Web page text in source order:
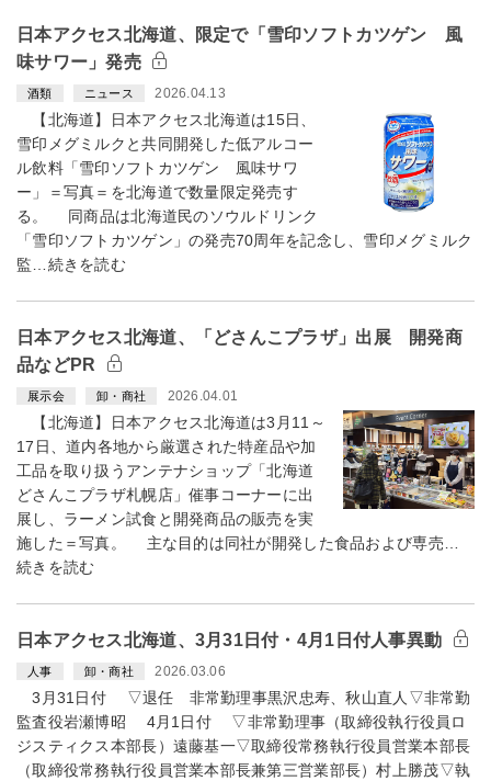
日本アクセス北海道、限定で「雪印ソフトカツゲン 風
味サワー」発売
酒類 ニュース 2026.04.13
【北海道】日本アクセス北海道は15日、
雪印メグミルクと共同開発した低アルコー
ル飲料「雪印ソフトカツゲン 風味サワ
ー」＝写真＝を北海道で数量限定発売す
る。 同商品は北海道民のソウルドリンク
「雪印ソフトカツゲン」の発売70周年を記念し、雪印メグミルク
監…続きを読む
日本アクセス北海道、「どさんこプラザ」出展 開発商
品などPR
展示会 卸・商社 2026.04.01
【北海道】日本アクセス北海道は3月11～
17日、道内各地から厳選された特産品や加
工品を取り扱うアンテナショップ「北海道
どさんこプラザ札幌店」催事コーナーに出
展し、ラーメン試食と開発商品の販売を実
施した＝写真。 主な目的は同社が開発した食品および専売…
続きを読む
日本アクセス北海道、3月31日付・4月1日付人事異動
人事 卸・商社 2026.03.06
3月31日付 ▽退任 非常勤理事黒沢忠寿、秋山直人▽非常勤
監査役岩瀬博昭 4月1日付 ▽非常勤理事（取締役執行役員ロ
ジスティクス本部長）遠藤基一▽取締役常務執行役員営業本部長
（取締役常務執行役員営業本部長兼第三営業部長）村上勝茂▽執